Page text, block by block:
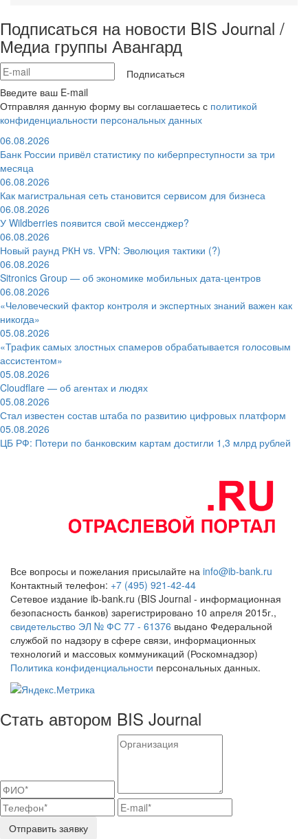
Подписаться на новости BIS Journal /
Медиа группы Авангард
Подписаться
Введите ваш E-mail
Отправляя данную форму вы соглашаетесь с политикой
конфиденциальности персональных данных
06.08.2026
Банк России привёл статистику по киберпреступности за три
месяца
06.08.2026
Как магистральная сеть становится сервисом для бизнеса
06.08.2026
У Wildberries появится свой мессенджер?
06.08.2026
Новый раунд РКН vs. VPN: Эволюция тактики (?)
06.08.2026
Sitronics Group — об экономике мобильных дата-центров
06.08.2026
«Человеческий фактор контроля и экспертных знаний важен как
никогда»
05.08.2026
«Трафик самых злостных спамеров обрабатывается голосовым
ассистентом»
05.08.2026
Cloudflare — об агентах и людях
05.08.2026
Стал известен состав штаба по развитию цифровых платформ
05.08.2026
ЦБ РФ: Потери по банковским картам достигли 1,3 млрд рублей
Все вопросы и пожелания присылайте на info@ib-bank.ru
Контактный телефон: +7 (495) 921-42-44
Сетевое издание ib-bank.ru (BIS Journal - информационная
безопасность банков) зарегистрировано 10 апреля 2015г.,
свидетельство ЭЛ № ФС 77 - 61376 выдано Федеральной
службой по надзору в сфере связи, информационных
технологий и массовых коммуникаций (Роскомнадзор)
Политика конфиденциальности персональных данных.
Стать автором BIS Journal
Отправить заявку